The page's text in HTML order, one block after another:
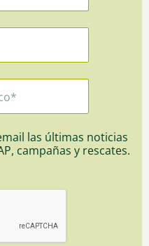
las últimas noticias
campañas y rescates.